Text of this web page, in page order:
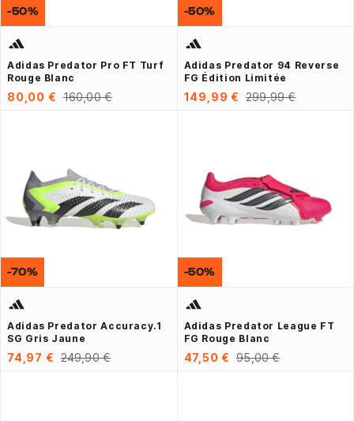
Adidas Predator Pro FT Turf
Rouge Blanc
80,00 € 160,00 €
-50%
Adidas Predator 94 Reverse
FG Édition Limitée
149,99 € 299,99 €
-50%
Adidas Predator Accuracy.1
SG Gris Jaune
74,97 € 249,90 €
-70%
Adidas Predator League FT
FG Rouge Blanc
47,50 € 95,00 €
-50%